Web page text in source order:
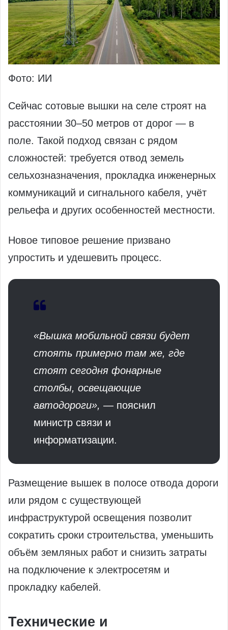
Фото: ИИ
Сейчас сотовые вышки на селе строят на
расстоянии 30–50 метров от дорог — в
поле. Такой подход связан с рядом
сложностей: требуется отвод земель
сельхозназначения, прокладка инженерных
коммуникаций и сигнального кабеля, учёт
рельефа и других особенностей местности.
Новое типовое решение призвано
упростить и удешевить процесс.
«Вышка мобильной связи будет
стоять примерно там же, где
стоят сегодня фонарные
столбы, освещающие
автодороги», — пояснил
министр связи и
информатизации.
Размещение вышек в полосе отвода дороги
или рядом с существующей
инфраструктурой освещения позволит
сократить сроки строительства, уменьшить
объём земляных работ и снизить затраты
на подключение к электросетям и
прокладку кабелей.
Технические и